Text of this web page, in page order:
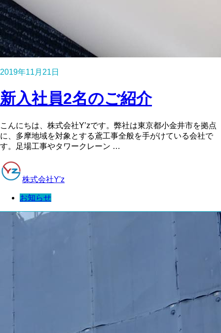
2019年11月21日
新入社員2名のご紹介
こんにちは、株式会社Y’zです。弊社は東京都小金井市を拠点
に、多摩地域を対象とする鳶工事全般を手がけている会社で
す。足場工事やタワークレーン …
株式会社Y'z
お知らせ